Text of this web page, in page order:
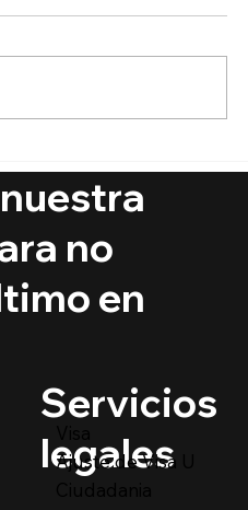
órdenes
no
en
Servicios
legales
Ajuste de Visa U